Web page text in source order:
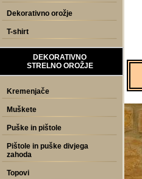
Dekorativno orožje
T-shirt
DEKORATIVNO
STRELNO OROŽJE
Kremenjače
Muškete
Puške in pištole
Pištole in puške divjega
zahoda
Topovi